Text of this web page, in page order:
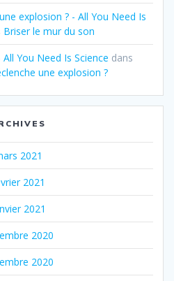
explosion ? - All You Need Is
Briser le mur du son
You Need Is Science dans
une explosion ?
2021
2021
2021
2020
2020